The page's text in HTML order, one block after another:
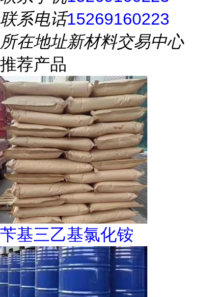
联系电话15269160223
所在地址新材料交易中心
推荐产品
苄基三乙基氯化铵